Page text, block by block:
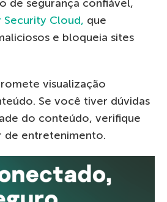
de segurança confiável,
Security Cloud, que
e bloqueia sites
visualização
Se você tiver dúvidas
do conteúdo, verifique
de entretenimento.